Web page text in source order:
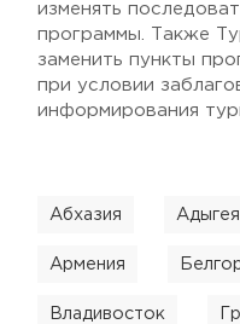
изменять
программы. Также
заменить пункты
при условии
информирования
Абхазия Адыгея
Армения
Владивосток